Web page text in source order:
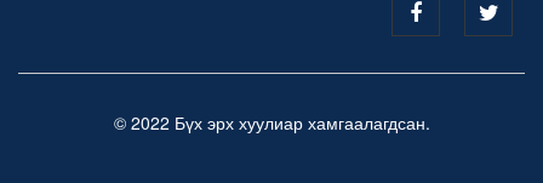
© 2022 Бүх эрх хуулиар хамгаалагдсан.